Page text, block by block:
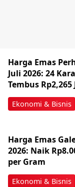
Ekonomi & Bisnis
Harga Emas
Juli 2026: 24
Tembus Rp2,265
Ekonomi & Bisnis
Harga Emas
2026: Naik
per Gram